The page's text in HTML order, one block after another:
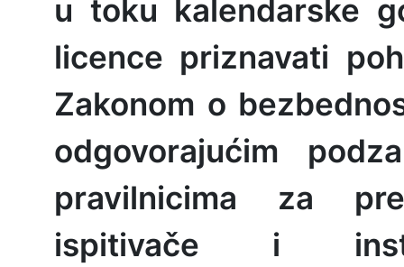
u toku kalendarske
licence priznavati
Zakonom o
odgovorajućim
pravilnicima za
ispitivače i